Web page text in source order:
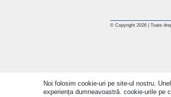
© Copyright 2026 | Toate
Noi folosim cookie-uri pe site-ul nostru.
experiența dumneavoastră. cookie-urile